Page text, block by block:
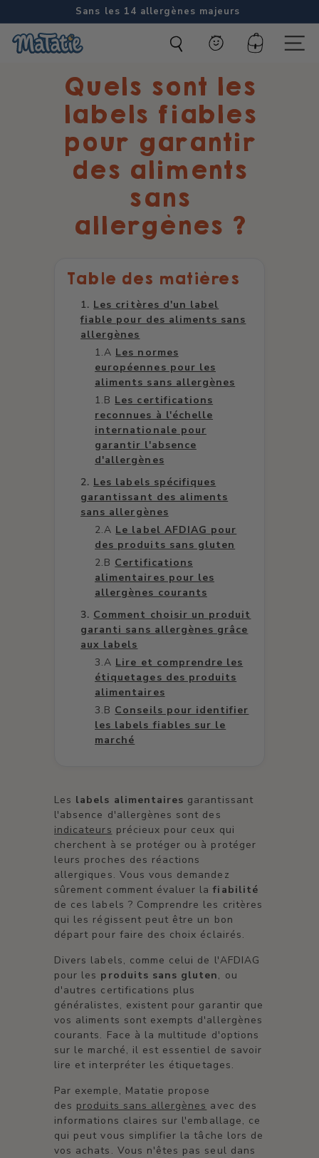
au
contenu
Diaporama
Pause
Sans les 14 allergènes majeurs
M
Compte
Quels sont les
labels fiables
pour garantir
des aliments
sans
allergènes ?
Table des matières
Les critères d'un label
fiable pour des aliments sans
allergènes
Les normes
européennes pour les
aliments sans allergènes
Les certifications
reconnues à l'échelle
internationale pour
garantir l'absence
d'allergènes
Les labels spécifiques
garantissant des aliments
sans allergènes
Le label AFDIAG pour
des produits sans gluten
Certifications
alimentaires pour les
allergènes courants
Comment choisir un produit
garanti sans allergènes grâce
aux labels
Lire et comprendre les
étiquetages des produits
alimentaires
Conseils pour identifier
les labels fiables sur le
marché
Les labels alimentaires garantissant
l'absence d'allergènes sont des
indicateurs précieux pour ceux qui
cherchent à se protéger ou à protéger
leurs proches des réactions
allergiques. Vous vous demandez
sûrement comment évaluer lafiabilité
de ces labels ? Comprendre les critères
qui les régissent peut être un bon
départ pour faire des choix éclairés.
Divers labels, comme celui de l'AFDIAG
pour les produits sans gluten, ou
d'autres certifications plus
généralistes, existent pour garantir que
vos aliments sont exempts d'allergènes
courants. Face à la multitude d'options
sur le marché, il est essentiel de savoir
lire et interpréter les étiquetages.
Par exemple, Matatie propose
des produits sans allergènes avec des
informations claires sur l'emballage, ce
qui peut vous simplifier la tâche lors de
vos achats. Vous n'êtes pas seul dans